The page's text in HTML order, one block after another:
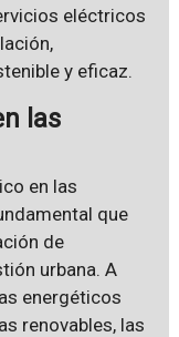
eléctricos
y eficaz.
las
en las
que
de
urbana. A
energéticos
renovables, las